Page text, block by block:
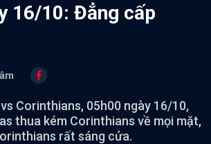
16/10: Đẳng cấp
Corinthians, 05h00 ngày 16/10,
thua kém Corinthians về mọi mặt,
rất sáng cửa.